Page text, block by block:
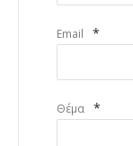
Email *
Θέμα *